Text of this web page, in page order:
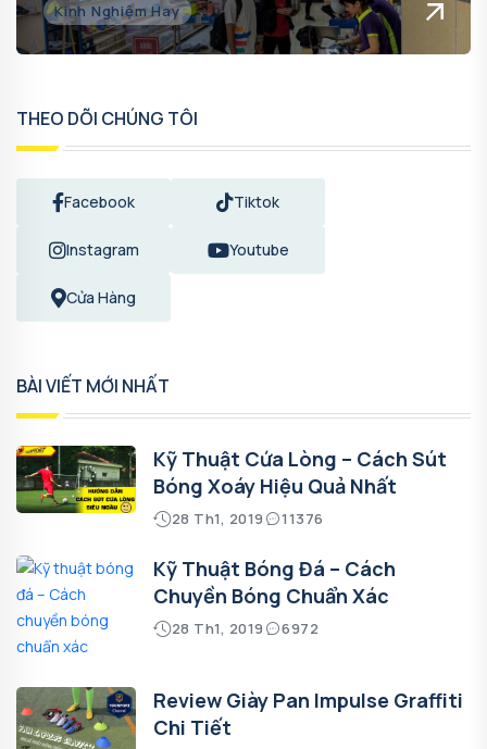
Kinh Nghiệm Hay
THEO DÕI CHÚNG TÔI
Facebook Tiktok
Instagram Youtube
Cửa Hàng
BÀI VIẾT MỚI NHẤT
Kỹ Thuật Cứa Lòng – Cách Sút
Bóng Xoáy Hiệu Quả Nhất
28 Th1, 2019 11376
Kỹ Thuật Bóng Đá – Cách
Chuyền Bóng Chuẩn Xác
28 Th1, 2019 6972
Review Giày Pan Impulse Graffiti
Chi Tiết